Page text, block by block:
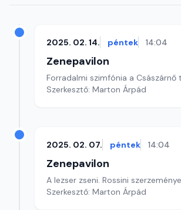
2025. 02. 14. péntek 14:04
Zenepavilon
Forradalmi szimfónia a Császárnő
Szerkesztő: Marton Árpád
2025. 02. 07. péntek 14:04
Zenepavilon
A lezser zseni. Rossini
Szerkesztő: Marton Árpád